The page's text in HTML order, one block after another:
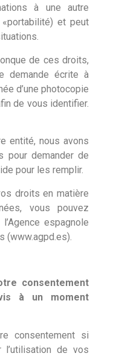
à une autre
et peut
de ces droits,
demande écrite à
d’une photocopie
de vous identifier.
entité, nous avons
pour demander de
pour les remplir.
droits en matière
vous pouvez
espagnole
(www.agpd.es).
consentement
à un moment
consentement si
l’utilisation de vos